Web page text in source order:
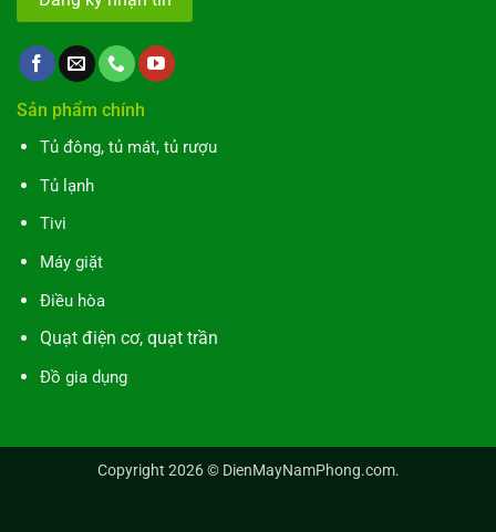
Sản phẩm chính
Tủ đông, tủ mát, tủ rượu
Tủ lạnh
Tivi
Máy giặt
Điều hòa
Quạt điện cơ, quạt trần
Đồ gia dụng
Copyright 2026 © DienMayNamPhong.com.